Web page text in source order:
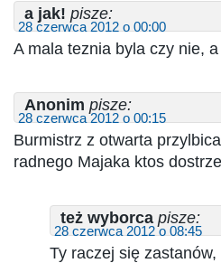
a jak! pisze:
28 czerwca 2012 o 00:00
A mala teznia byla czy nie,
Anonim pisze:
28 czerwca 2012 o 00:15
Burmistrz z otwarta
radnego Majaka ktos
też wyborca pisze:
28 czerwca 2012 o 08:45
Ty raczej się